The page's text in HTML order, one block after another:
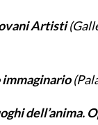
Artisti
immaginario
dell’anima.